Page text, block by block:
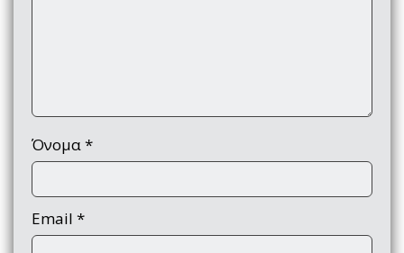
Όνομα*
Email *